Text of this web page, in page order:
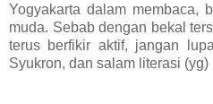
Yogyakarta dalam membaca,
muda. Sebab dengan bekal
terus berfikir aktif, jangan
Syukron, dan salam literasi (yg)